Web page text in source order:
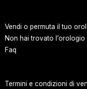
Vendi o permuta il tuo
Non hai trovato
Faq
Termini e condizioni di